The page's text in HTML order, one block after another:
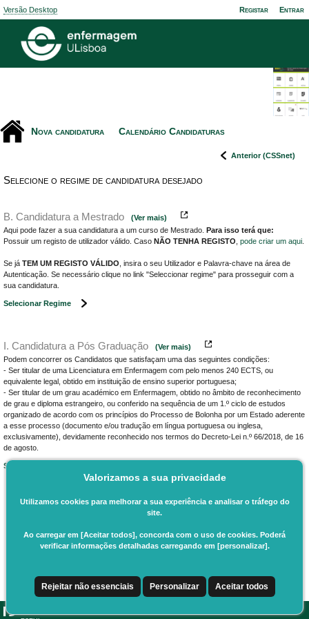
Versão Desktop Registar Entrar
Nova candidatura Calendário Candidaturas
Anterior (CSSnet)
Selecione o regime de candidatura desejado
B. Candidatura a Mestrado
(Ver mais)
Aqui pode fazer a sua candidatura a um curso de Mestrado. Para isso terá que:
Possuir um registo de utilizador válido. Caso NÃO TENHA REGISTO pode criar um aqui
Se já TEM UM REGISTO VÁLIDO , insira o seu Utilizador e Palavra-chave na área de
Autenticação. Se necessário clique no link "Seleccionar regime" para prosseguir com a
sua candidatura.
Selecionar Regime
I. Candidatura a Pós Graduação
(Ver mais)
Podem concorrer os Candidatos que satisfaçam uma das seguintes condições:
- Ser titular de uma Licenciatura em Enfermagem com pelo menos 240 ECTS, ou
equivalente legal, obtido em instituição de ensino superior portuguesa;
- Ser titular de um grau académico em Enfermagem, obtido no âmbito de reconhecimento
de grau e diploma estrangeiro, ou conferido na sequência de um 1.º ciclo de estudos
organizado de acordo com os princípios do Processo de Bolonha por um Estado aderente
a esse processo (documento e/ou tradução em língua portuguesa ou inglesa,
exclusivamente), devidamente reconhecido nos termos do Decreto-Lei n.º 66/2018, de 16
de agosto.
Selecionar Regime
Valorizamos a sua privacidade
Utilizamos cookies para melhorar a sua experiência e analisar o tráfego do
site.
Ao carregar em [Aceitar todos], concorda com o uso de cookies. Poderá
verificar informações detalhadas carregando em [personalizar].
Rejeitar não essenciais Personalizar Aceitar todos